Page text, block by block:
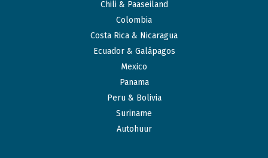
Chili & Paaseiland
Colombia
Costa Rica & Nicaragua
Ecuador & Galápagos
Mexico
Panama
Peru & Bolivia
Suriname
Autohuur